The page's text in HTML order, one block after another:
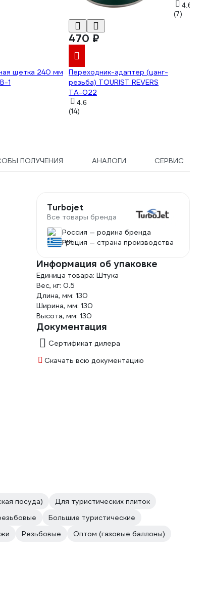
щетка 240 мм
1
470 ₽
Переходник-адаптер (цанг-
резьба) TOURIST REVERS
TA-022
4.6
(14)
4.6
(7)
ПОЛУЧЕНИЯ АНАЛОГИ СЕРВИС
Turbojet
Все товары бренда
Россия — родина бренда
Греция — страна производства
Информация об упаковке
Единица товара: Штука
Вес, кг: 0.5
Длина, мм: 130
Ширина, мм: 130
Высота, мм: 130
Документация
Сертификат дилера
Скачать всю документацию
посуда)
Для туристических плиток
Большие туристические
Резьбовые
Оптом (газовые баллоны)